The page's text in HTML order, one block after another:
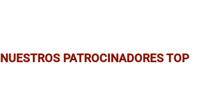
NUESTROS PATROCINADORES TOP